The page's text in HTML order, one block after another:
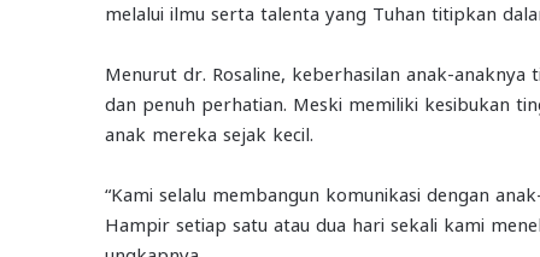
melalui ilmu serta talenta yang Tuhan titipkan
Menurut dr. Rosaline, keberhasilan anak-
dan penuh perhatian. Meski memiliki kesibukan
anak mereka sejak kecil.
“Kami selalu membangun komunikasi dengan
Hampir setiap satu atau dua hari sekali kami